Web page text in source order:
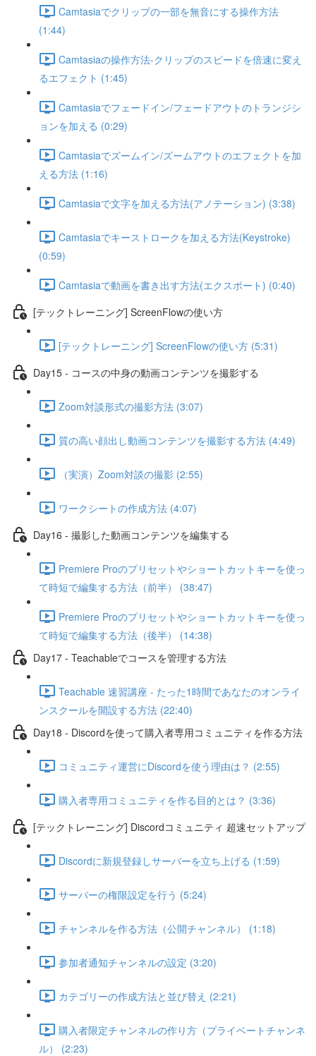
Camtasiaでクリップの一部を無音にする操作方法
(1:44)
Camtasiaの操作方法-クリップのスピードを倍速に変え
るエフェクト (1:45)
Camtasiaでフェードイン/フェードアウトのトランジシ
ョンを加える (0:29)
Camtasiaでズームイン/ズームアウトのエフェクトを加
える方法 (1:16)
Camtasiaで文字を加える方法(アノテーション) (3:38)
Camtasiaでキーストロークを加える方法(Keystroke)
(0:59)
Camtasiaで動画を書き出す方法(エクスポート) (0:40)
[テックトレーニング] ScreenFlowの使い方
[テックトレーニング] ScreenFlowの使い方 (5:31)
Day15 - コースの中身の動画コンテンツを撮影する
Zoom対談形式の撮影方法 (3:07)
質の高い顔出し動画コンテンツを撮影する方法 (4:49)
（実演）Zoom対談の撮影 (2:55)
ワークシートの作成方法 (4:07)
Day16 - 撮影した動画コンテンツを編集する
Premiere Proのプリセットやショートカットキーを使っ
て時短で編集する方法（前半） (38:47)
Premiere Proのプリセットやショートカットキーを使っ
て時短で編集する方法（後半） (14:38)
Day17 - Teachableでコースを管理する方法
Teachable 速習講座 - たった1時間であなたのオンライ
ンスクールを開設する方法 (22:40)
Day18 - Discordを使って購入者専用コミュニティを作る方法
コミュニティ運営にDiscordを使う理由は？ (2:55)
購入者専用コミュニティを作る目的とは？ (3:36)
[テックトレーニング] Discordコミュニティ 超速セットアップ
Discordに新規登録しサーバーを立ち上げる (1:59)
サーバーの権限設定を行う (5:24)
チャンネルを作る方法（公開チャンネル） (1:18)
参加者通知チャンネルの設定 (3:20)
カテゴリーの作成方法と並び替え (2:21)
購入者限定チャンネルの作り方（プライベートチャンネ
ル） (2:23)